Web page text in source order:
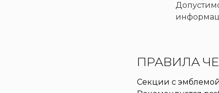
ПРАВИЛА
Секции с